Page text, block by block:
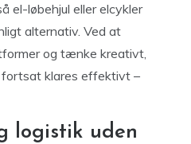
el-løbehjul eller elcykler
alternativ. Ved at
og tænke kreativt,
klares effektivt –
logistik uden